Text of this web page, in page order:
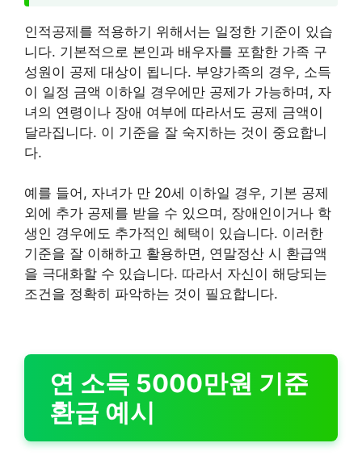
인적공제를 적용하기 위해서는 일정한 기준이 있습
니다. 기본적으로 본인과 배우자를 포함한 가족 구
성원이 공제 대상이 됩니다. 부양가족의 경우, 소득
이 일정 금액 이하일 경우에만 공제가 가능하며, 자
녀의 연령이나 장애 여부에 따라서도 공제 금액이
달라집니다. 이 기준을 잘 숙지하는 것이 중요합니
다.
예를 들어, 자녀가 만 20세 이하일 경우, 기본 공제
외에 추가 공제를 받을 수 있으며, 장애인이거나 학
생인 경우에도 추가적인 혜택이 있습니다. 이러한
기준을 잘 이해하고 활용하면, 연말정산 시 환급액
을 극대화할 수 있습니다. 따라서 자신이 해당되는
조건을 정확히 파악하는 것이 필요합니다.
연 소득 5000만원 기준
환급 예시